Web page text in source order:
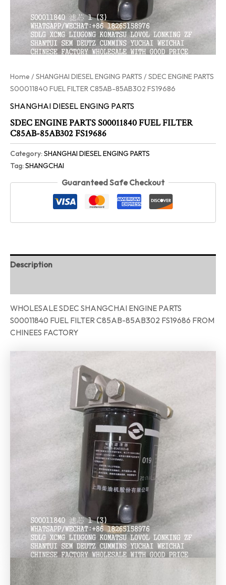
Home /SHANGHAI DIESEL ENGING PARTS / SDEC ENGINE PARTS
S00011840 FUEL FILTER C85AB-85AB302 FS19686
SHANGHAI DIESEL ENGING PARTS
SDEC ENGINE PARTS S00011840 FUEL FILTER
C85AB-85AB302 FS19686
Category:SHANGHAI DIESEL ENGING PARTS
Tag:SHANGCHAI
Guaranteed Safe Checkout
Description
WHOLESALE SDEC SHANGCHAI ENGINE PARTS
S00011840 FUEL FILTER C85AB-85AB302 FS19686 FROM
CHINEES FACTORY